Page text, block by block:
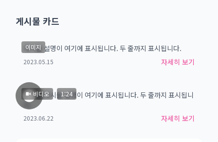
게시물 카드
이미지
게시물 설명이 여기에 표시됩니다. 두 줄까지 표시됩니다.
2023.05.15 자세히 보기
비디오 1:24
비디오 게시물 설명이 여기에 표시됩니다. 두 줄까지 표시됩니
다.
2023.06.22 자세히 보기